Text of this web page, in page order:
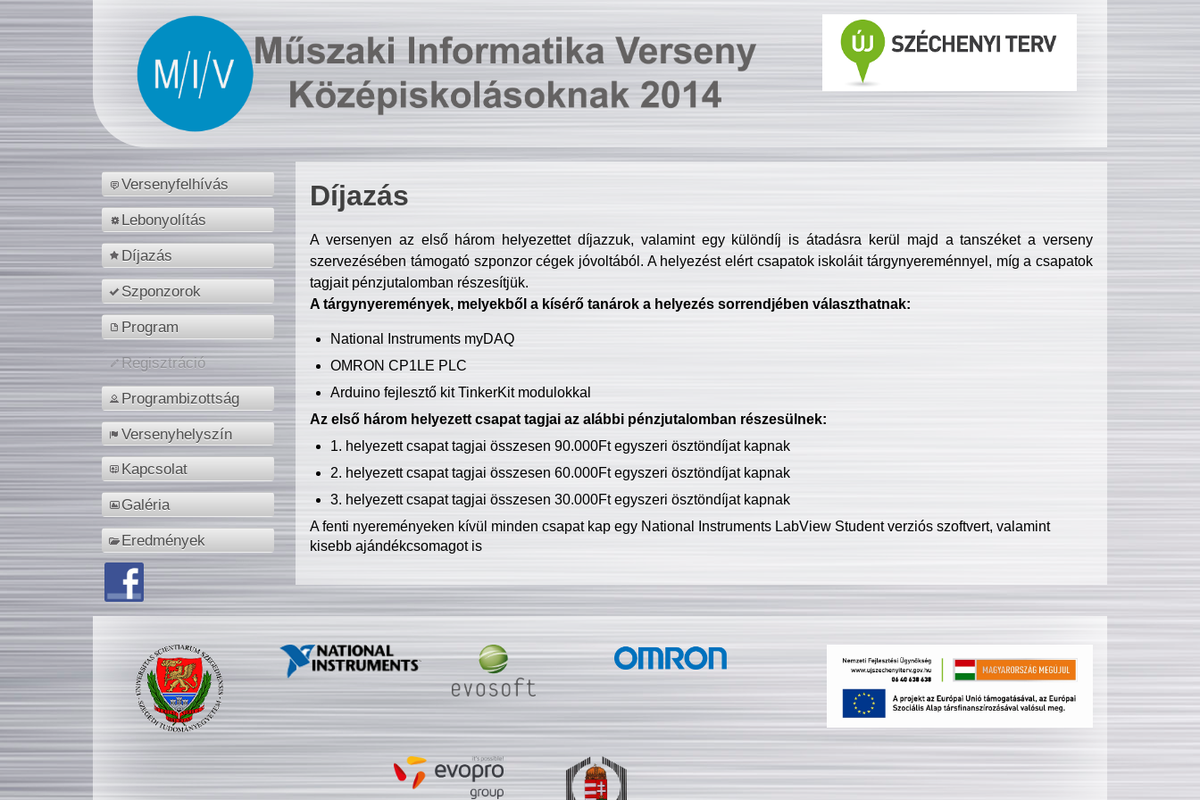
Versenyfelhívás
Lebonyolítás
Díjazás
Szponzorok
Program
Regisztráció
Programbizottság
Versenyhelyszín
Kapcsolat
Galéria
Eredmények
Díjazás
A versenyen az első három helyezettet díjazzuk, valamint egy különdíj is átadásra kerül majd a tanszéket a verseny
szervezésében támogató szponzor cégek jóvoltából. A helyezést elért csapatok iskoláit tárgynyereménnyel, míg a csapatok
tagjait pénzjutalomban részesítjük.
A tárgynyeremények, melyekből a kísérő tanárok a helyezés sorrendjében választhatnak:
National Instruments myDAQ
OMRON CP1LE PLC
Arduino fejlesztő kit TinkerKit modulokkal
Az első három helyezett csapat tagjai az alábbi pénzjutalomban részesülnek:
1. helyezett csapat tagjai összesen 90.000Ft egyszeri ösztöndíjat kapnak
2. helyezett csapat tagjai összesen 60.000Ft egyszeri ösztöndíjat kapnak
3. helyezett csapat tagjai összesen 30.000Ft egyszeri ösztöndíjat kapnak
A fenti nyereményeken kívül minden csapat kap egy National Instruments LabView Student verziós szoftvert, valamint
kisebb ajándékcsomagot is